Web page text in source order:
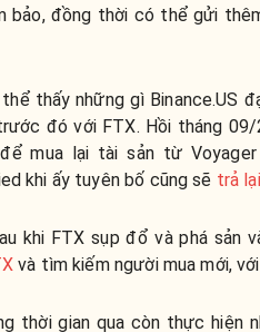
bảo, đồng thời có thể gửi
thấy những gì Binance.US
đó với FTX. Hồi tháng 09/
để mua lại tài sản từ
khi ấy tuyên bố cũng sẽ trả
khi FTX sụp đổ và phá sản
và tìm kiếm người mua mới,
thời gian qua còn thực hiện